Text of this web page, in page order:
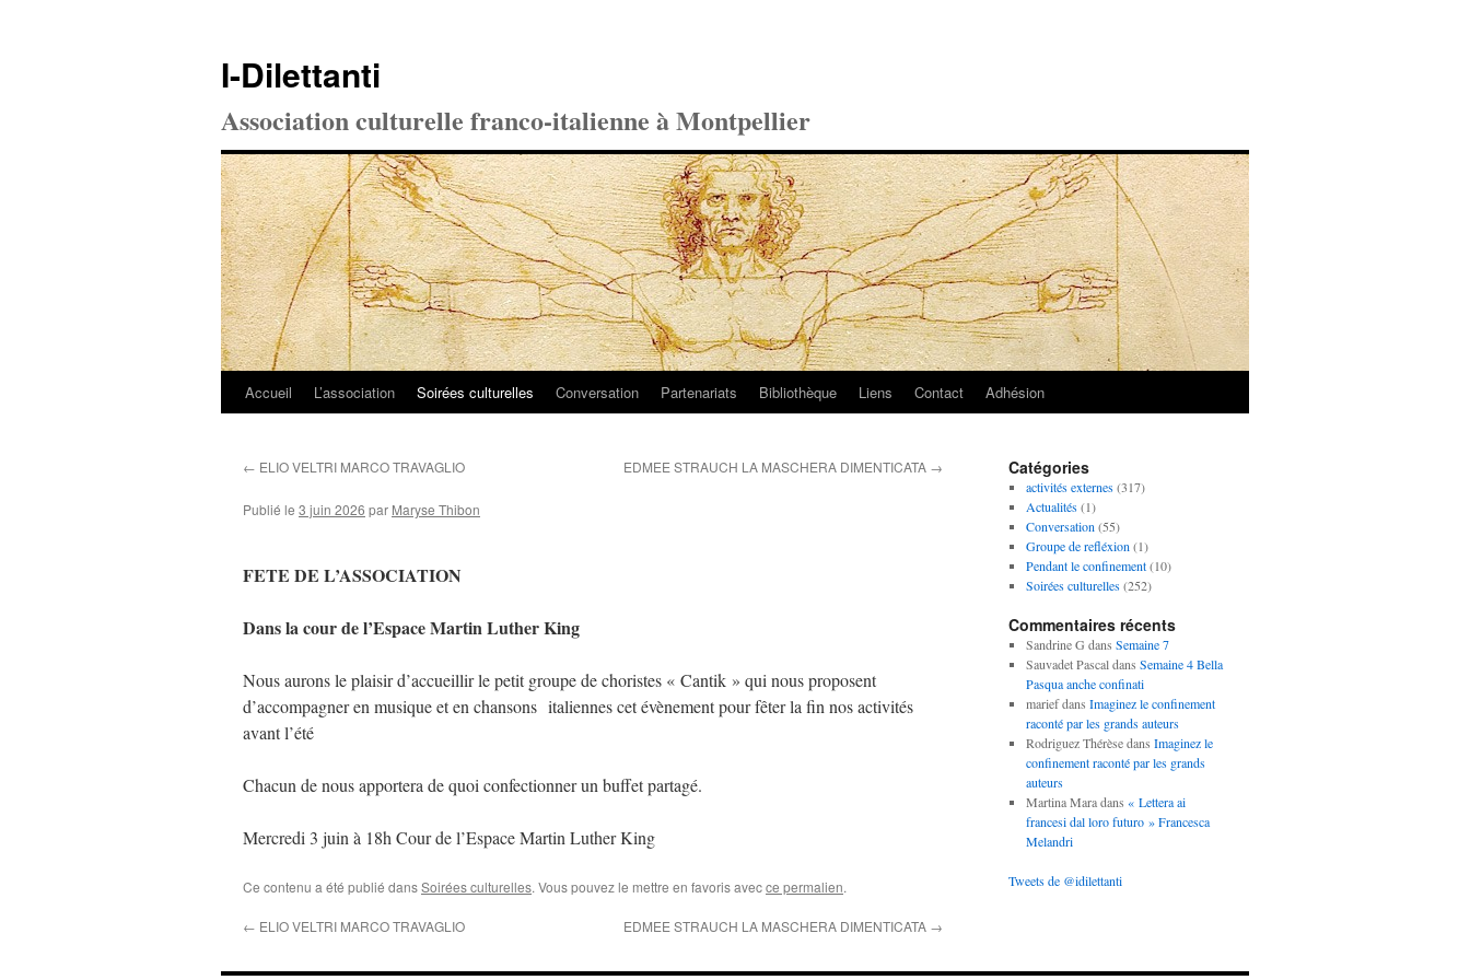
I-Dilettanti
Association culturelle franco-italienne à Montpellier
Aller
contenu
Accueil L’association Soirées culturelles Conversation Partenariats Bibliothèque Liens Contact Adhésion
← ELIO VELTRI MARCO TRAVAGLIO EDMEE STRAUCH LA MASCHERA DIMENTICATA →
Publié le 3 juin 2026 par Maryse Thibon
FETE DE L’ASSOCIATION
Dans la cour de l’Espace Martin Luther King
Nous aurons le plaisir d’accueillir le petit groupe de choristes « Cantik » qui nous proposent
d’accompagner en musique et en chansons italiennes cet évènement pour fêter la fin nos activités
avant l’été
Chacun de nous apportera de quoi confectionner un buffet partagé.
Mercredi 3 juin à 18h Cour de l’Espace Martin Luther King
Ce contenu a été publié dansSoirées culturelles. Vous pouvez le mettre en favoris avecce permalien.
← ELIO VELTRI MARCO TRAVAGLIO EDMEE STRAUCH LA MASCHERA DIMENTICATA →
Catégories
activités externes(317)
Actualités(1)
Conversation (55)
Groupe de refléxion (1)
Pendant le confinement(10)
Soirées culturelles(252)
Commentaires récents
Sandrine G dans Semaine 7
Sauvadet Pascaldans Semaine 4 Bella
Pasqua anche confinati
mariefdans Imaginez le confinement
raconté par les grands auteurs
Rodriguez Thérèsedans Imaginez le
confinement raconté par les grands
auteurs
Martina Maradans « Lettera ai
francesi dal loro futuro » Francesca
Melandri
Tweets de @idilettanti